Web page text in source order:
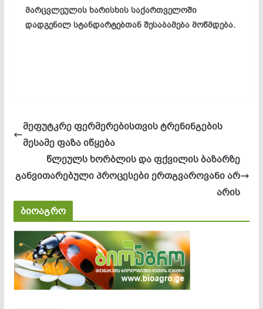
მარცვლეულის ხარისხის საქართველოში
დადგენილ სტანდარტებთან შესაბამება მოწმდება.
მეფუტკრე ფერმერებისთვის ტრენინგების
მესამე ფაზა იწყება
წლეულს ხორბლის და ფქვილის ბაზარზე
განვითარებული პროცესები ერთგვაროვანი არ
არის
ბიოაგრო